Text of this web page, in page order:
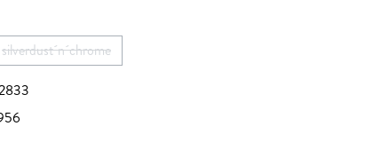
ist zurzeit nicht verfügbar.)
silverdust´n´chrome
(Diese Option ist zurzeit nicht verfügbar.)